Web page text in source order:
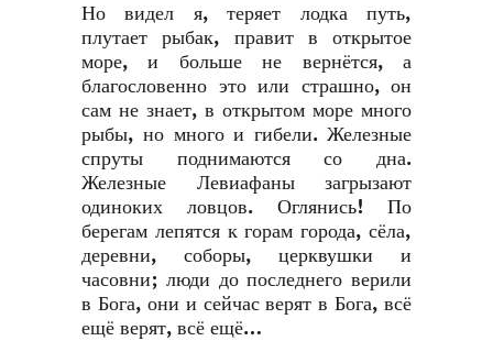
Но видел я, теряет лодка путь,
плутает рыбак, правит в открытое
море, и больше не вернётся, а
благословенно это или страшно, он
сам не знает, в открытом море много
рыбы, но много и гибели. Железные
спруты поднимаются со дна.
Железные Левиафаны загрызают
одиноких ловцов. Оглянись! По
берегам лепятся к горам города, сёла,
деревни, соборы, церквушки и
часовни; люди до последнего верили
в Бога, они и сейчас верят в Бога, всё
ещё верят, всё ещё…